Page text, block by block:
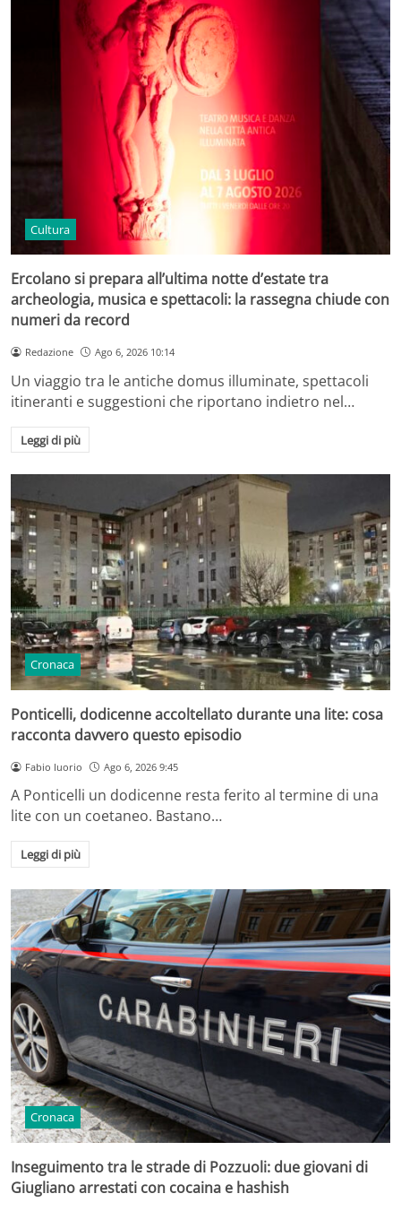
Cultura
Ercolano si prepara all’ultima notte d’estate tra
archeologia, musica e spettacoli: la rassegna chiude con
numeri da record
Redazione Ago 6, 2026 10:14
Un viaggio tra le antiche domus illuminate, spettacoli
itineranti e suggestioni che riportano indietro nel…
Leggi di più
Cronaca
Ponticelli, dodicenne accoltellato durante una lite: cosa
racconta davvero questo episodio
Fabio Iuorio Ago 6, 2026 9:45
A Ponticelli un dodicenne resta ferito al termine di una
lite con un coetaneo. Bastano…
Leggi di più
Cronaca
Inseguimento tra le strade di Pozzuoli: due giovani di
Giugliano arrestati con cocaina e hashish